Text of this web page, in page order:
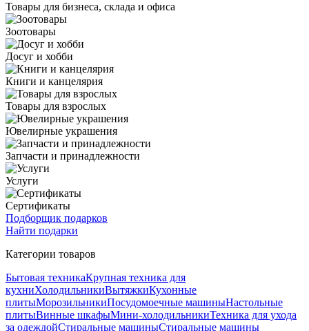
Товары для бизнеса, склада и офиса
Зоотовары
Досуг и хобби
Книги и канцелярия
Товары для взрослых
Ювелирные украшения
Запчасти и принадлежности
Услуги
Сертификаты
Подборщик подарков
Найти подарки
Категории товаров
Бытовая техникаКрупная техника для
кухниХолодильникиВытяжкиКухонные
плитыМорозильникиПосудомоечные машиныНастольные
плитыВинные шкафыМини-холодильникиТехника для ухода
за одеждойСтиральные машиныСтиральные машины